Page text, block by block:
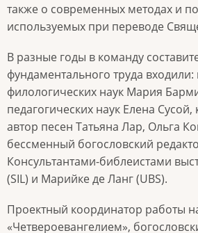
также о современных методах и
используемых при переводе
В разные годы в команду
фундаментального труда входили:
филологических наук Мария
педагогических наук Елена Сусой,
автор песен Татьяна Лар, Ольга
бессменный богословский
Консультантами-библеистами
(SIL) и Марийке де Ланг (UBS).
Проектный координатор работы
«Четвероевангелием»,